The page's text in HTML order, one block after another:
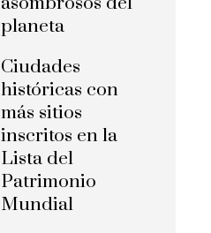
planeta
Ciudades
históricas con
más sitios
inscritos en la
Lista del
Patrimonio
Mundial